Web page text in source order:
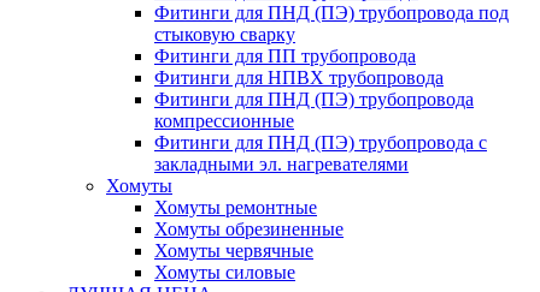
Фитинги для ПНД (ПЭ) трубопровода под
стыковую сварку
Фитинги для ПП трубопровода
Фитинги для НПВХ трубопровода
Фитинги для ПНД (ПЭ) трубопровода
компрессионные
Фитинги для ПНД (ПЭ) трубопровода с
закладными эл. нагревателями
Хомуты
Хомуты ремонтные
Хомуты обрезиненные
Хомуты червячные
Хомуты силовые